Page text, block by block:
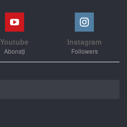
Youtube
Abonați
Instagram
Followers